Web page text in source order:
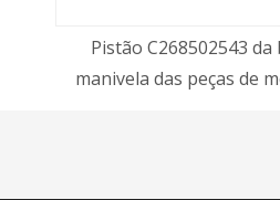
Pistão C268502543
manivela das peças de